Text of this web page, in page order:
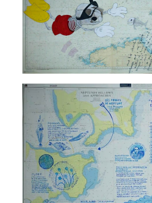
TALC02-06 – Nicolas Rubinstein